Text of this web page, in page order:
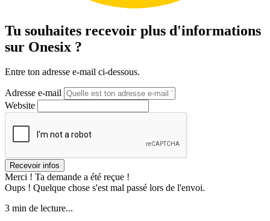
Tu souhaites recevoir plus d'informations
sur Onesix ?
Entre ton adresse e-mail ci-dessous.
Adresse e-mail
Website
Merci ! Ta demande a été reçue !
Oups ! Quelque chose s'est mal passé lors de l'envoi.
3 min de lecture...